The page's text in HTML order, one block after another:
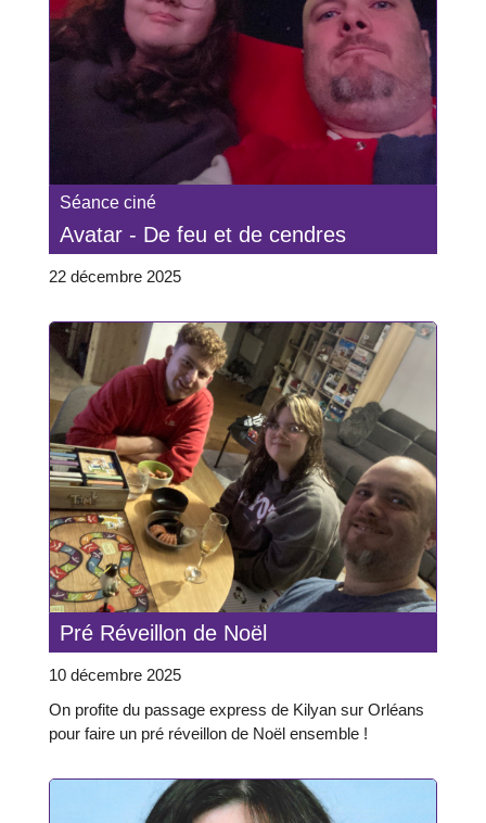
Séance ciné
Avatar - De feu et de cendres
22 décembre 2025
Pré Réveillon de Noël
10 décembre 2025
On profite du passage express de Kilyan sur Orléans
pour faire un pré réveillon de Noël ensemble !